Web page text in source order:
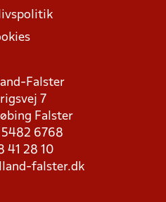
Falster
7
Falster
5482 6768
41 28 10
falster.dk